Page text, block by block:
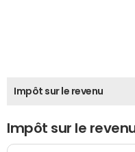
Impôt sur le revenu
Impôt sur le